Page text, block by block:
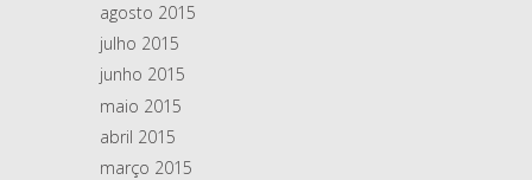
agosto 2015
julho 2015
junho 2015
maio 2015
abril 2015
março 2015